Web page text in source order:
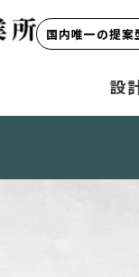
国内唯一の提
設